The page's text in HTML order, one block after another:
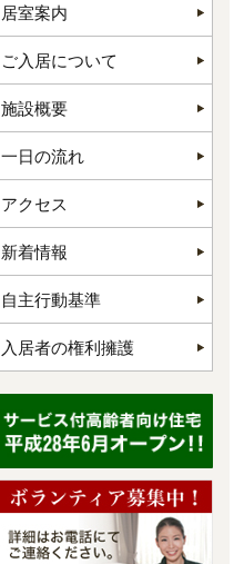
居室案内
ご入居について
施設概要
一日の流れ
アクセス
新着情報
自主行動基準
入居者の権利擁護